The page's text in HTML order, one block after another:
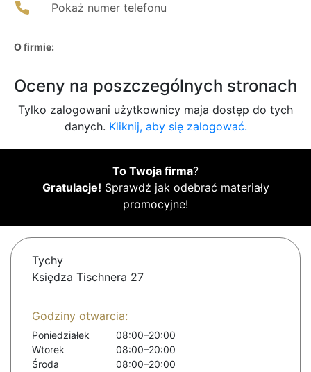
Pokaż numer telefonu
O firmie:
Oceny na poszczególnych stronach
Tylko zalogowani użytkownicy maja dostęp do tych
danych. Kliknij, aby się zalogować.
To Twoja firma?
Gratulacje! Sprawdź jak odebrać materiały
promocyjne!
Tychy
Księdza Tischnera 27
Godziny otwarcia:
Poniedziałek
08:00–20:00
Wtorek
08:00–20:00
Środa
08:00–20:00